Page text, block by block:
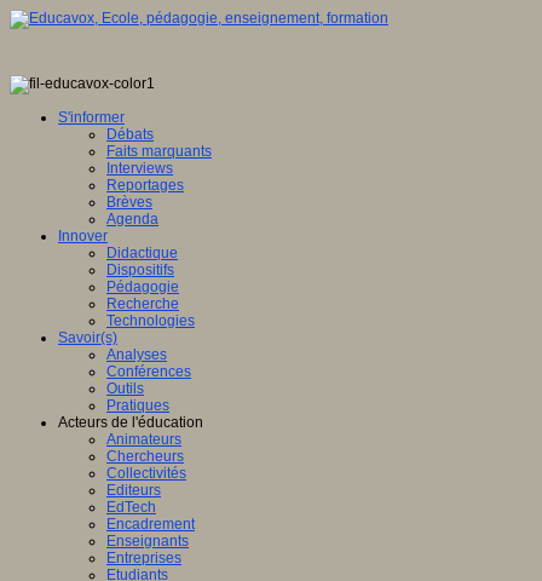
S'informer
Débats
Faits marquants
Interviews
Reportages
Brèves
Agenda
Innover
Didactique
Dispositifs
Pédagogie
Recherche
Technologies
Savoir(s)
Analyses
Conférences
Outils
Pratiques
Acteurs de l'éducation
Animateurs
Chercheurs
Collectivités
Editeurs
EdTech
Encadrement
Enseignants
Entreprises
Etudiants